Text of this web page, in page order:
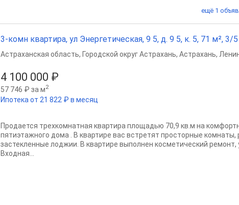
ещё 1
3-комн квартира, ул Энергетическая, 9 5, д. 9 5, к. 5, 71 м², 3/5
4 100 000 ₽
57 746 ₽ за м2
Ипотека от 21 822 ₽ в месяц
Астраханская область, Городской округ Астрахань, Астрахань,
Продается трехкомнатная квартира площадью 70,9 кв.м на
пятиэтажного дома . В квартире вас встретят просторные комнаты,
застекленные лоджии. В квартире выполнен косметический ремонт,
Входная...